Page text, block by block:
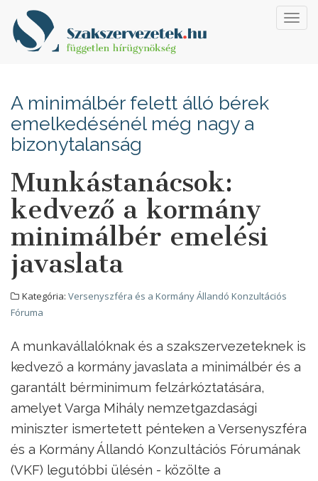
A minimálbér felett álló bérek
emelkedésénél még nagy a
bizonytalanság
Munkástanácsok:
kedvező a kormány
minimálbér emelési
javaslata
Kategória: Versenyszféra és a Kormány Állandó Konzultációs
Fóruma
A munkavállalóknak és a szakszervezeteknek is
kedvező a kormány javaslata a minimálbér és a
garantált bérminimum felzárkóztatására,
amelyet Varga Mihály nemzetgazdasági
miniszter ismertetett pénteken a Versenyszféra
és a Kormány Állandó Konzultációs Fórumának
(VKF) legutóbbi ülésén - közölte a